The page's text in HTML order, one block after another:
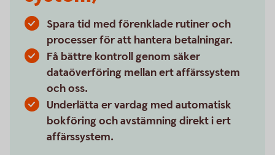
Spara tid med förenklade rutiner och
processer för att hantera betalningar.
Få bättre kontroll genom säker
dataöverföring mellan ert affärssystem
och oss.
Underlätta er vardag med automatisk
bokföring och avstämning direkt i ert
affärssystem.